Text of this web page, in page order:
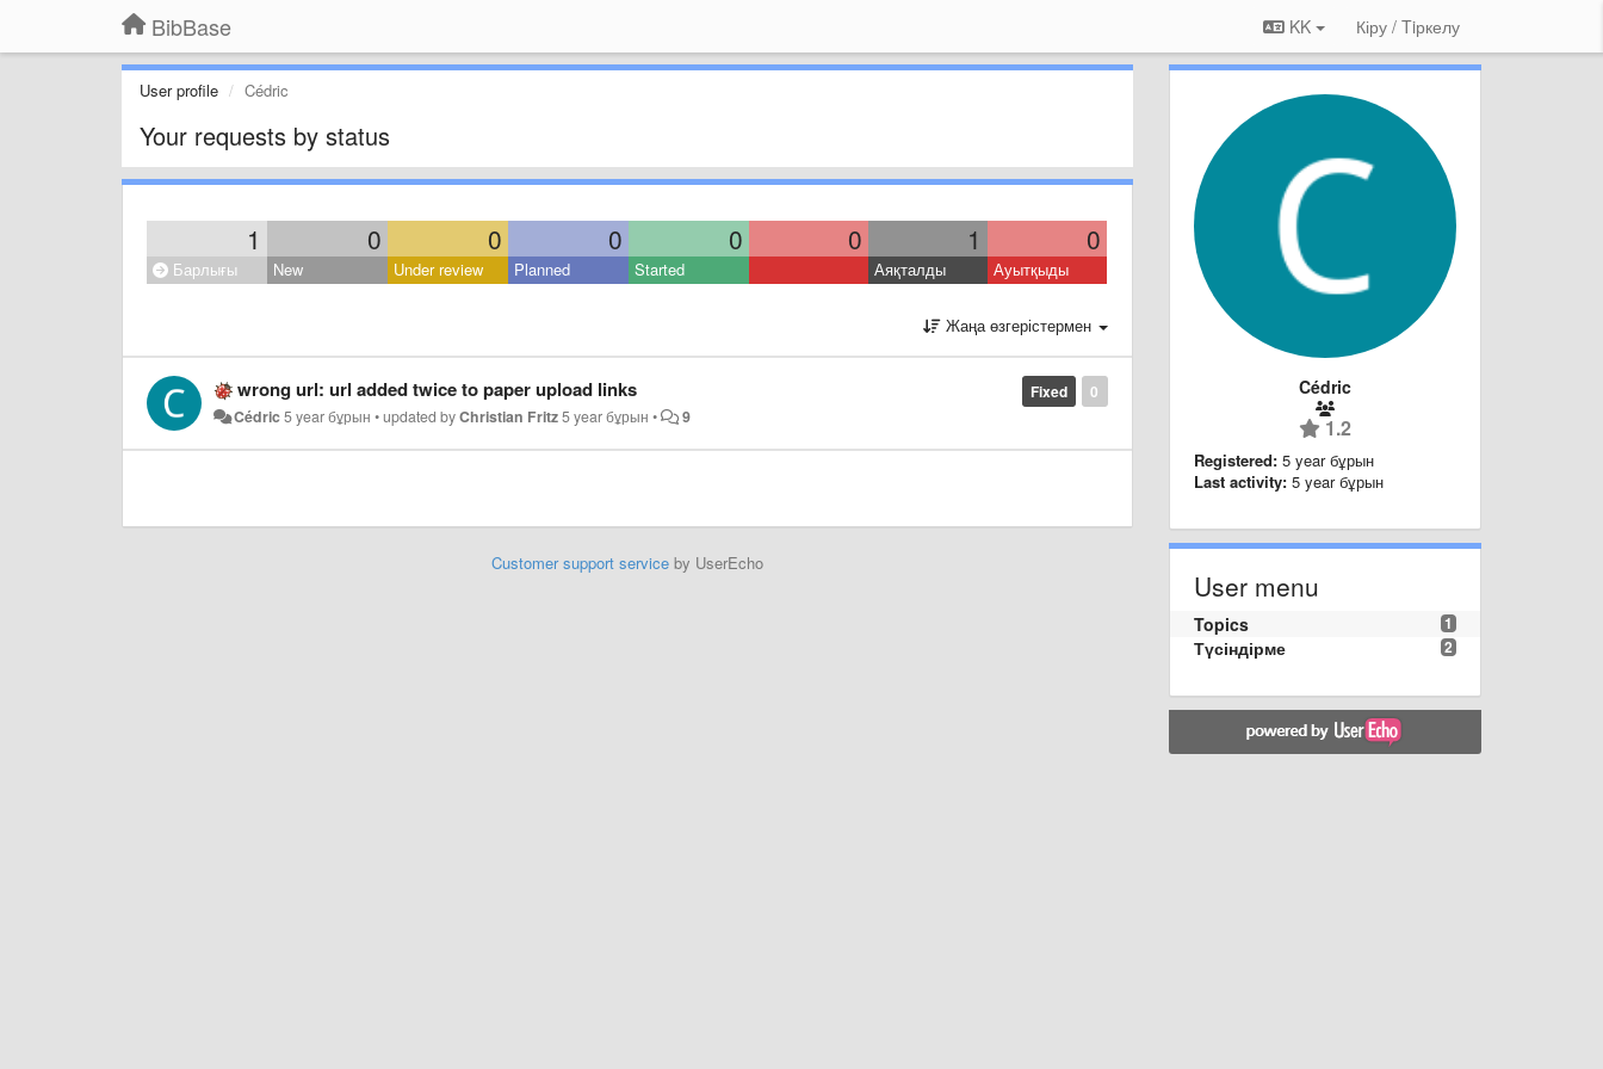
BibBase KK Кіру / Tiркелу
User profile Cédric
Your requests by status
1 0 0 0 0 0 1 0
Барлығы New Under review Planned Started Аяқталды Ауытқыды
Жаңа өзгерістермен
0
Fixed
wrong url: url added twice to paper upload links
Cédric5 year бұрын •updated byChristian Fritz5 year бұрын • 9
Customer support serviceby UserEcho
Cédric
1.2
Registered: 5 year бұрын
Last activity: 5 year бұрын
User menu
1
Topics
2
Түсіндірме